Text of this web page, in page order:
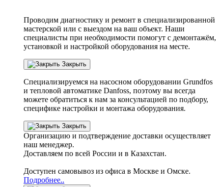
Проводим диагностику и ремонт в специализированной
мастерской или с выездом на ваш объект. Наши
специалисты при необходимости помогут с демонтажём,
установкой и настройкой оборудования на месте.
Закрыть
Специализируемся на насосном оборудовании Grundfos
и тепловой автоматике Danfoss, поэтому вы всегда
можете обратиться к нам за консультацией по подбору,
специфике настройки и монтажа оборудования.
Закрыть
Организацию и подтверждение доставки осуществляет
наш менеджер.
Доставляем по всей России и в Казахстан.
Доступен самовывоз из офиса в Москве и Омске.
Подробнее..